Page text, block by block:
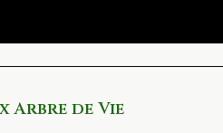
Arbre de Vie